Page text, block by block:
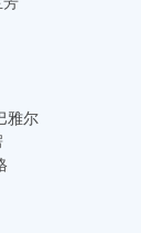
雅尔